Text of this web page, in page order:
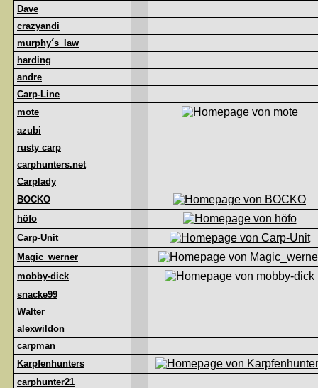
Dave
crazyandi
murphy´s_law
harding
andre
Carp-Line
mote
azubi
rusty carp
carphunters.net
Carplady
BOCKO
höfo
Carp-Unit
Magic_werner
mobby-dick
snacke99
Walter
alexwildon
carpman
Karpfenhunters
carphunter21